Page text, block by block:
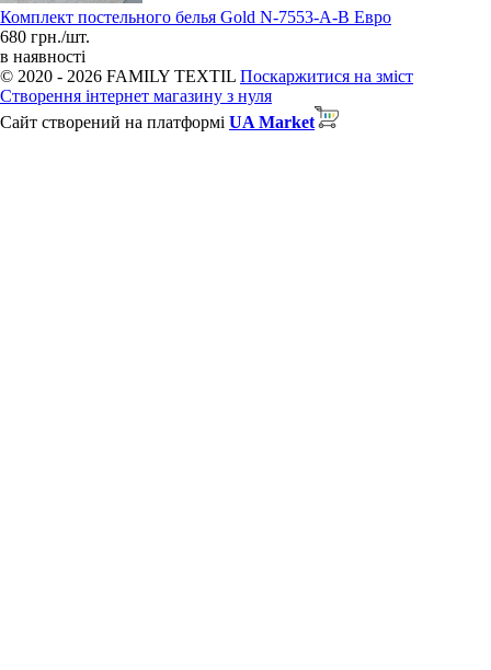
Комплект постельного белья Gold N-7553-A-B Евро
680 грн./шт.
в наявності
© 2020 - 2026 FAMILY TEXTIL Поскаржитися на зміст
Створення інтернет магазину з нуля
Сайт створений на платформі UA Market